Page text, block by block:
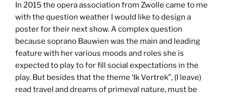
In 2015 the opera association from Zwolle came to me
with the question weather I would like to design a
poster for their next show. A complex question
because soprano Bauwien was the main and leading
feature with her various moods and roles she is
expected to play to for fill social expectations in the
play. But besides that the theme ‘Ik Vertrek”, (I leave)
read travel and dreams of primeval nature, must be